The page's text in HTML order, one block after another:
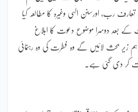
رب، اورسنن الٰہی وغیرہ کا مطالعہ کیا
کے بعد دوسرا موضوع دعوت کا ابلاغ
زیر بحث لائیں گے وہ فطرت کی وہ رہنمائی
کر دی گئی ہے۔